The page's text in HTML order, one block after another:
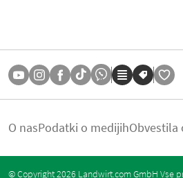
O nasPodatki o medijihObvestila
© Copyright 2026 Landwirt.com GmbH Vse